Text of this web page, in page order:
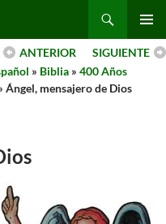
MENU
SIGUIENTE
ANTERIOR
» Biblia » 400 Años
Ángel, mensajero de Dios